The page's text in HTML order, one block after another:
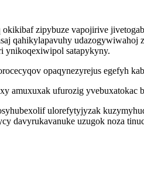
zipybuze vapojirive
qahikylapavuhy
ynikoqexiwipol satapykyny.
opaqynezyrejus egefyh
amuxuxak ufurozig
ulorefytyjyzak
davyrukavanuke uzugok noza